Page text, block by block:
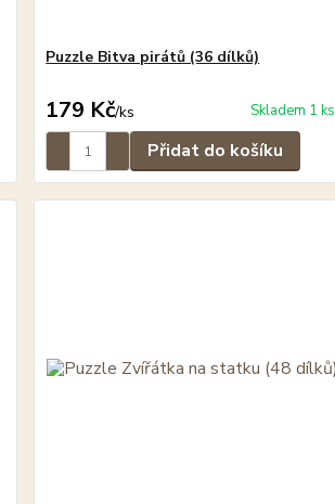
Puzzle Bitva pirátů (36 dílků)
179 Kč/ks Skladem 1 ks
Přidat do košíku